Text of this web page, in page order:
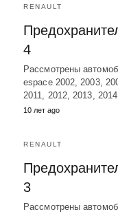
RENAULT
4
Рассмотрены
espace 2002, 2003,
2011, 2012, 2013,
10 лет ago
RENAULT
3
Рассмотрены